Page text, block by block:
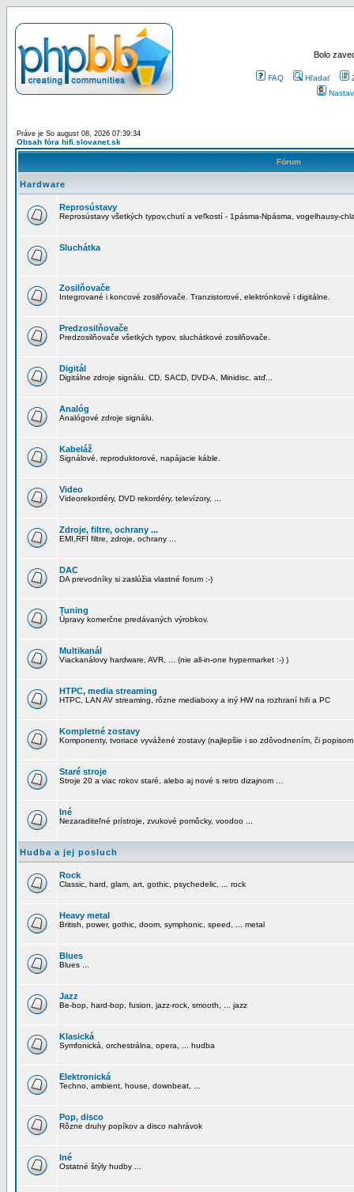
Bolo
FAQ Hľadať
Práve je So august 08, 2026 07:39:34
Obsah fóra hifi.slovanet.sk
Fórum
Hardware
Reprosústavy
Reprosústavy všetkých typov,chutí a veľkostí - 1pásma-Npásma, vogelhausy-
Sluchátka
Zosilňovače
Integrované i koncové zosilňovače. Tranzistorové, elektrónkové i digitálne.
Predzosilňovače
Predzosilňovače všetkých typov, sluchátkové zosilňovače.
Digitál
Digitálne zdroje signálu. CD, SACD, DVD-A, Minidisc, atď...
Analóg
Analógové zdroje signálu.
Kabeláž
Signálové, reproduktorové, napájacie káble.
Video
Videorekordéry, DVD rekordéry, televízory, ...
Zdroje, filtre, ochrany ...
EMI,RFI filtre, zdroje, ochrany ...
DAC
DA prevodníky si zaslúžia vlastné forum :-)
Tuning
Úpravy komerčne predávaných výrobkov.
Multikanál
Viackanálovy hardware, AVR, ... (nie all-in-one hypermarket :-) )
HTPC, media streaming
HTPC, LAN AV streaming, rôzne mediaboxy a iný HW na rozhraní hifi a PC
Kompletné zostavy
Komponenty, tvoriace vyvážené zostavy (najlepšie i so zdôvodnením, či
Staré stroje
Stroje 20 a viac rokov staré, alebo aj nové s retro dizajnom ...
Iné
Nezaraditeľné prístroje, zvukové pomôcky, voodoo ...
Hudba a jej posluch
Rock
Classic, hard, glam, art, gothic, psychedelic, ... rock
Heavy metal
British, power, gothic, doom, symphonic, speed, ... metal
Blues
Blues ...
Jazz
Be-bop, hard-bop, fusion, jazz-rock, smooth, ... jazz
Klasická
Symfonická, orchestrálna, opera, ... hudba
Elektronická
Techno, ambient, house, downbeat, ...
Pop, disco
Rôzne druhy popíkov a disco nahrávok
Iné
Ostatné štýly hudby ...